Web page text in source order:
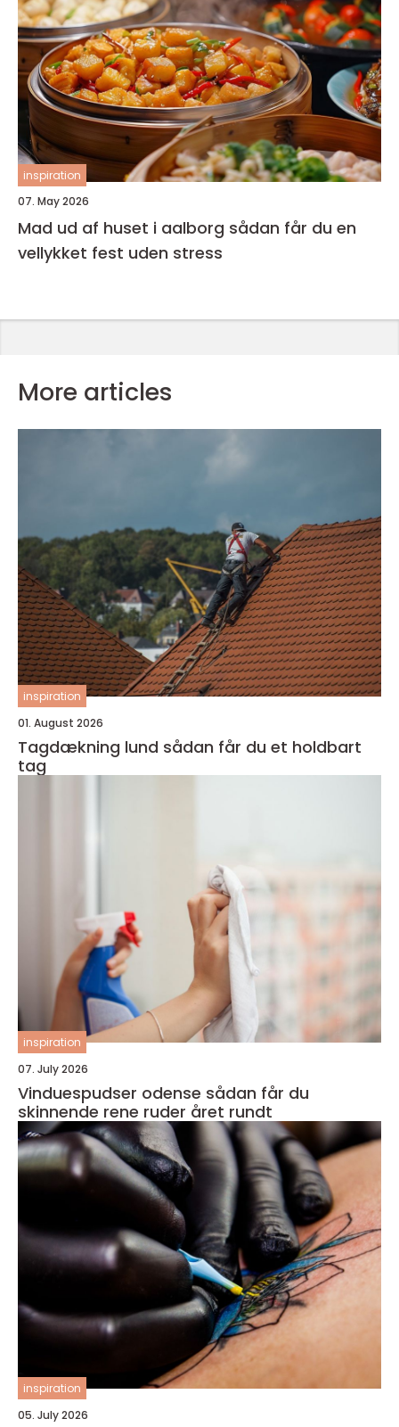
inspiration
07. May 2026
Mad ud af huset i aalborg sådan får du en
vellykket fest uden stress
More articles
inspiration
01. August 2026
Tagdækning lund sådan får du et holdbart
tag
inspiration
07. July 2026
Vinduespudser odense sådan får du
skinnende rene ruder året rundt
inspiration
05. July 2026